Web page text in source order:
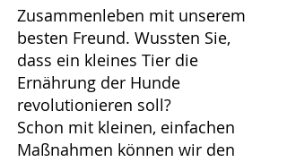
Zusammenleben mit unserem
besten Freund. Wussten Sie,
dass ein kleines Tier die
Ernährung der Hunde
revolutionieren soll?
Schon mit kleinen, einfachen
Maßnahmen können wir den